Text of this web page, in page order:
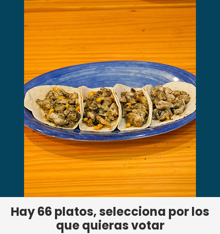
Hay66 platos, selecciona por los
que quieras votar